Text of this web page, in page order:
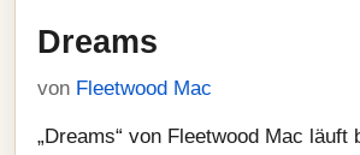
Dreams
von Fleetwood Mac
„Dreams“ von Fleetwood Mac läuft